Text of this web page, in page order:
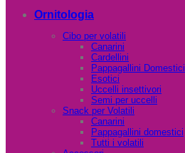
Ornitologia
Cibo per volatili
Canarini
Cardellini
Pappagallini Domestici
Esotici
Uccelli insettivori
Semi per uccelli
Snack per Volatili
Canarini
Pappagallini domestici
Tutti i volatili